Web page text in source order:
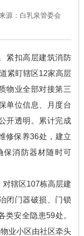
源：白乳泉管委会
紧扣高层建筑消防
紧盯辖区12家高层
物业全部对接第三
单位信息、月度台
开透明。累计完成
修保养36处，建立
保消防器材随时可
辖区107栋高层建
闭门器破损、门锁
类安全隐患59处。
业小区由社区牵头